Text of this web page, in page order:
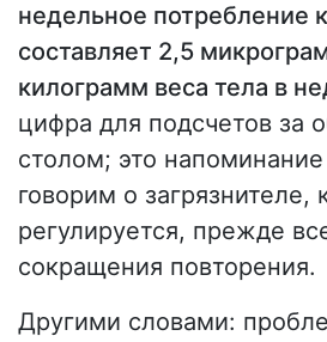
недельное потребление
составляет 2,5
килограмм веса тела в
цифра для подсчетов за
столом; это
говорим о загрязнителе,
регулируется, прежде
сокращения повторения.
Другими словами: